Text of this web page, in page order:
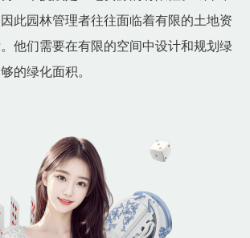
此园林管理者往往面临着有限的土地资
他们需要在有限的空间中设计和规划绿
的绿化面积。